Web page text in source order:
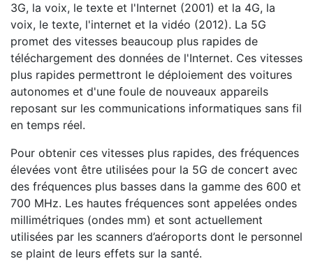
3G, la voix, le texte et l'Internet (2001) et la 4G, la
voix, le texte, l'internet et la vidéo (2012). La 5G
promet des vitesses beaucoup plus rapides de
téléchargement des données de l'Internet. Ces vitesses
plus rapides permettront le déploiement des voitures
autonomes et d'une foule de nouveaux appareils
reposant sur les communications informatiques sans fil
en temps réel.
Pour obtenir ces vitesses plus rapides, des fréquences
élevées vont être utilisées pour la 5G de concert avec
des fréquences plus basses dans la gamme des 600 et
700 MHz. Les hautes fréquences sont appelées ondes
millimétriques (ondes mm) et sont actuellement
utilisées par les scanners d’aéroports dont le personnel
se plaint de leurs effets sur la santé.